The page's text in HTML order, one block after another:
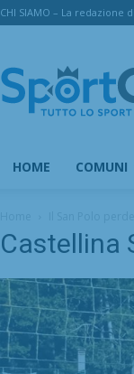
CHI SIAMO – La redazione
HOME COMUNI
Castellina